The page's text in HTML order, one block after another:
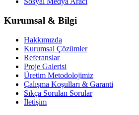
Kurumsal & Bilgi
Hakkımızda
Kurumsal Çözümler
Referanslar
Proje Galerisi
Üretim Metodolojimiz
Çalışma Koşulları & Garanti
Sıkça Sorulan Sorular
İletişim